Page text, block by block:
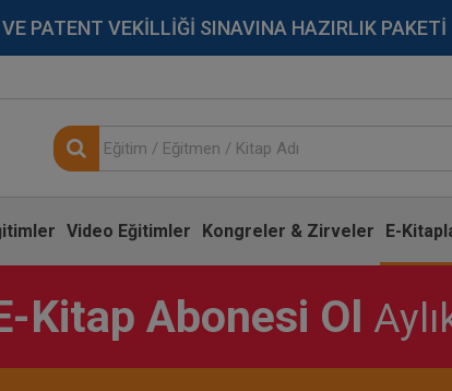
PATENT VEKİLLİĞİ SINAVINA HAZIRLIK
Video Eğitimler Kongreler & Zirveler E-
Kitap Abonesi Ol